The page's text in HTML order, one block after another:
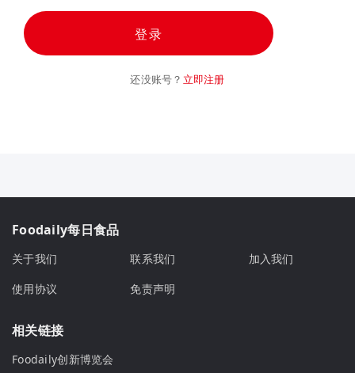
登录
还没账号？ 立即注册
Foodaily每日食品
关于我们 联系我们
加入我们
使用协议
免责声明
相关链接
Foodaily创新博览会